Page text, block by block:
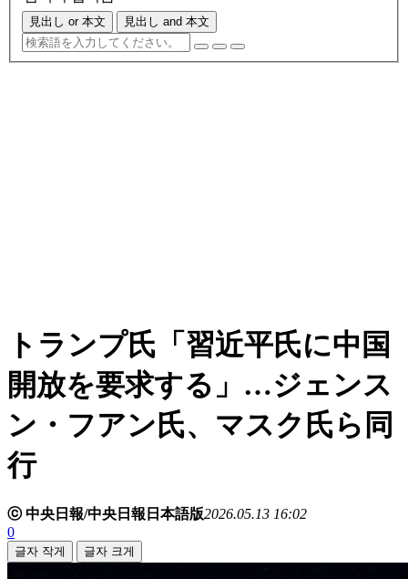
見出し or 本文 見出し and 本文
トランプ氏「習近平氏に中国
開放を要求する」…ジェンス
ン・フアン氏、マスク氏ら同
行
ⓒ 中央日報/中央日報日本語版2026.05.13 16:02
0
글자 작게 글자 크게